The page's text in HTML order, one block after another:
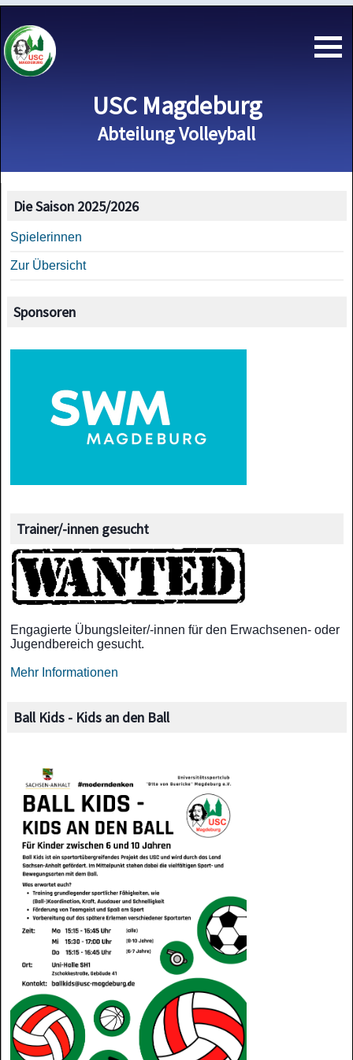
USC Magdeburg
Abteilung Volleyball
Die Saison 2025/2026
Spielerinnen
Zur Übersicht
Sponsoren
Trainer/-innen gesucht
Engagierte Übungsleiter/-innen für den Erwachsenen- oder
Jugendbereich gesucht.
Mehr Informationen
Ball Kids - Kids an den Ball